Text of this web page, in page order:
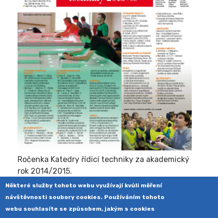
Ročenka Katedry řídicí techniky za akademický
rok 2014/2015.
Některé služby tohoto webu využívají kvůli měření
návštěvnosti soubory cookies. Používáním tohoto
webu souhlasíte se způsobem, jakým s cookies